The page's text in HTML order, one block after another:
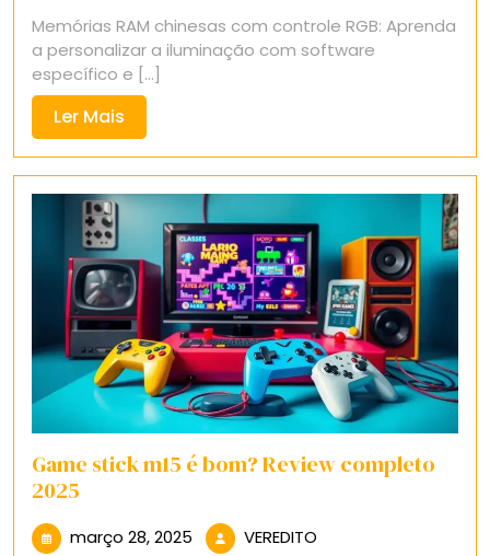
2025
Memórias RAM chinesas com controle RGB: Aprenda
a personalizar a iluminação com software
específico e [...]
Ler Mais
Mais
Game stick m15 é bom? Review completo
2025
março 28, 2025 marçoVEREDITO